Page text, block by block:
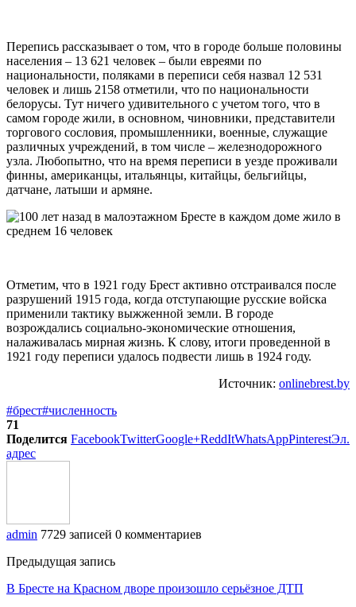
Перепись рассказывает о том, что в городе больше половины
населения – 13 621 человек – были евреями по
национальности, поляками в переписи себя назвал 12 531
человек и лишь 2158 отметили, что по национальности
белорусы. Тут ничего удивительного с учетом того, что в
самом городе жили, в основном, чиновники, представители
торгового сословия, промышленники, военные, служащие
различных учреждений, в том числе – железнодорожного
узла. Любопытно, что на время переписи в уезде проживали
финны, американцы, итальянцы, китайцы, бельгийцы,
датчане, латыши и армяне.
Отметим, что в 1921 году Брест активно отстраивался после
разрушений 1915 года, когда отступающие русские войска
применили тактику выжженной земли. В городе
возрождались социально-экономические отношения,
налаживалась мирная жизнь. К слову, итоги проведенной в
1921 году переписи удалось подвести лишь в 1924 году.
Источник: onlinebrest.by
#брест#численность
71
Поделится FacebookTwitterGoogle+ReddItWhatsAppPinterestЭл.
адрес
admin 7729 записей 0 комментариев
Предыдущая запись
В Бресте на Красном дворе произошло серьёзное ДТП